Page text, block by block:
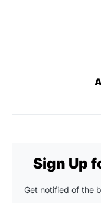
Sign Up
Get notified of the